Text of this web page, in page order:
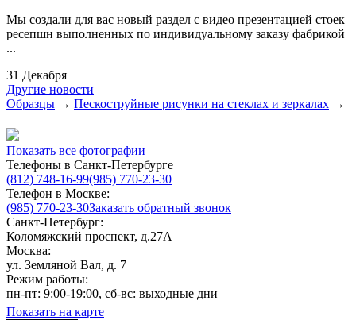
Мы создали для вас новый раздел с видео презентацией стоек
ресепшн выполненных по индивидуальному заказу фабрикой
...
31 Декабря
Другие новости
Образцы → Пескоструйные рисунки на стеклах и зеркалах →
Показать все фотографии
Телефоны в Санкт-Петербурге
(812) 748-16-99(985) 770-23-30
Телефон в Москве:
(985) 770-23-30Заказать обратный звонок
Санкт-Петербург:
Коломяжский проспект, д.27А
Москва:
ул. Земляной Вал, д. 7
Режим работы:
пн-пт: 9:00-19:00, сб-вс: выходные дни
Показать на карте